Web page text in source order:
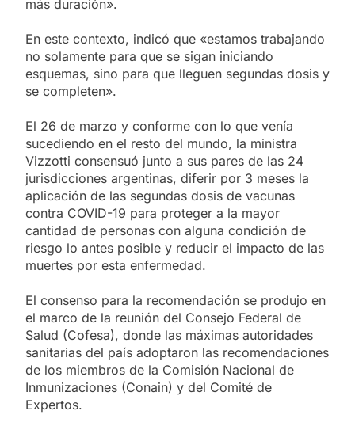
más duración».
En este contexto, indicó que «estamos trabajando
no solamente para que se sigan iniciando
esquemas, sino para que lleguen segundas dosis y
se completen».
El 26 de marzo y conforme con lo que venía
sucediendo en el resto del mundo, la ministra
Vizzotti consensuó junto a sus pares de las 24
jurisdicciones argentinas, diferir por 3 meses la
aplicación de las segundas dosis de vacunas
contra COVID-19 para proteger a la mayor
cantidad de personas con alguna condición de
riesgo lo antes posible y reducir el impacto de las
muertes por esta enfermedad.
El consenso para la recomendación se produjo en
el marco de la reunión del Consejo Federal de
Salud (Cofesa), donde las máximas autoridades
sanitarias del país adoptaron las recomendaciones
de los miembros de la Comisión Nacional de
Inmunizaciones (Conain) y del Comité de
Expertos.